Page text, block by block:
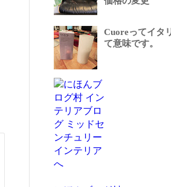
Cuoreってイタ
て意味です。